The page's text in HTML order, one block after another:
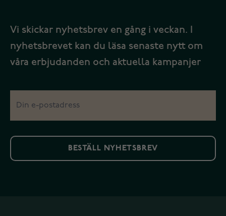
Vi skickar nyhetsbrev en gång i veckan. I
nyhetsbrevet kan du läsa senaste nytt om
våra erbjudanden och aktuella kampanjer
BESTÄLL NYHETSBREV